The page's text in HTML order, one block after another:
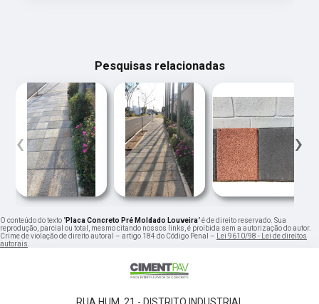
Pesquisas relacionadas
‹ ›
O conteúdo do texto "Placa Concreto Pré Moldado Louveira" é de direito reservado. Sua
reprodução, parcial ou total, mesmo citando nossos links, é proibida sem a autorização do autor.
Crime de violação de direito autoral – artigo 184 do Código Penal –
Lei 9610/98 - Lei de direitos
autorais
RUA HUM, 21 - DISTRITO INDUSTRIAL